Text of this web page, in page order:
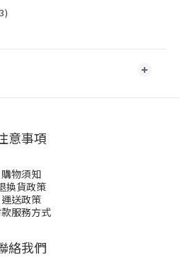
意事項
購物須知
換貨政策
運送政策
服務方式
絡我們